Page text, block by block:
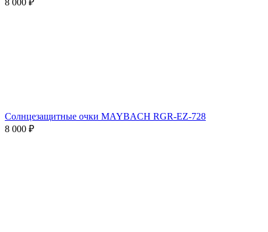
Солнцезащитные очки MAYBACH RGR-EZ-728
8 000 ₽